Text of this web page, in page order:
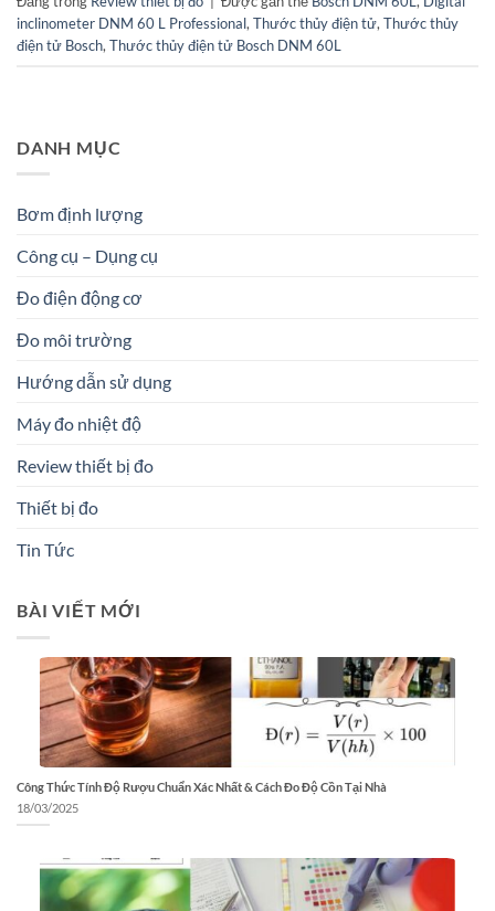
inclinometer DNM 60 L Professional, Thước thủy điện tử, Thước thủy
điện tử Bosch, Thước thủy điện tử Bosch DNM 60L
DANH MỤC
Bơm định lượng
Công cụ – Dụng cụ
Đo điện động cơ
Đo môi trường
Hướng dẫn sử dụng
Máy đo nhiệt độ
Review thiết bị đo
Thiết bị đo
Tin Tức
BÀI VIẾT MỚI
Công Thức Tính Độ Rượu Chuẩn Xác Nhất & Cách Đo Độ Cồn Tại Nhà
18/03/2025